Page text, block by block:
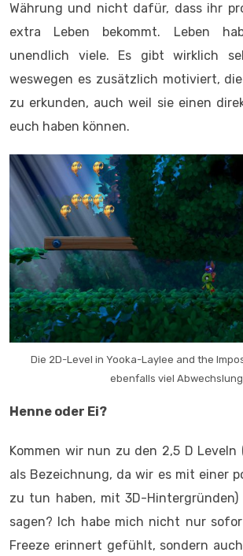
Währung und nicht dafür, dass ihr
extra Leben bekommt. Leben
unendlich viele. Es gibt wirklich
weswegen es zusätzlich motiviert,
zu erkunden, auch weil sie einen
euch haben können.
Die 2D-Level in Yooka-Laylee and the
ebenfalls viel Abwechslung
Henne oder Ei?
Kommen wir nun zu den 2,5 D Leveln
als Bezeichnung, da wir es mit einer
zu tun haben, mit 3D-
sagen? Ich habe mich nicht nur
Freeze erinnert gefühlt, sondern